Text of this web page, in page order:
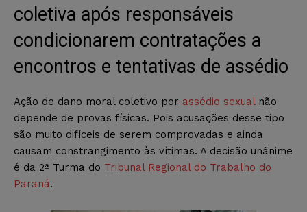
coletiva após responsáveis
condicionarem contratações a
encontros e tentativas de assédio
Ação de dano moral coletivo por assédio sexual não
depende de provas físicas. Pois acusações desse tipo
são muito difíceis de serem comprovadas e ainda
causam constrangimento às vítimas. A decisão unânime
é da 2ª Turma do Tribunal Regional do Trabalho do
Paraná.